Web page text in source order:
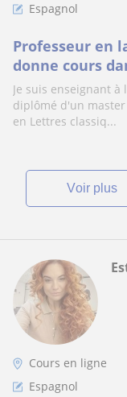
Espagnol
Professeur en
donne cours
Je suis enseignant
diplômé d'un
en Lettres classiq...
voir plus
Cours en ligne
Espagnol